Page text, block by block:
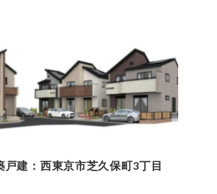
戸建：西東京市芝久保町3丁目